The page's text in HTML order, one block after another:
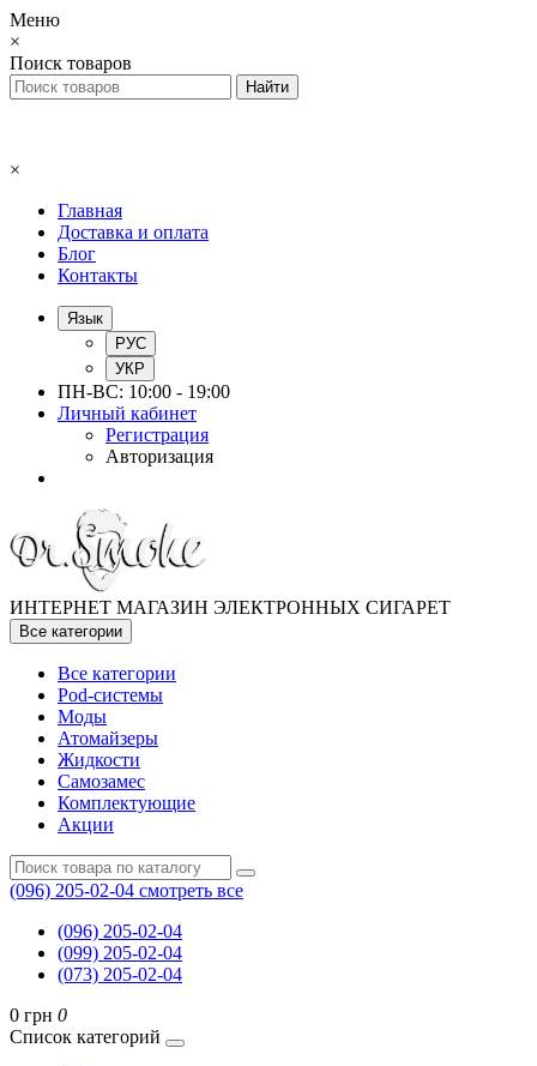
Меню
×
Поиск товаров
×
Главная
Доставка и оплата
Блог
Контакты
Язык
РУС
УКР
ПН-ВС: 10:00 - 19:00
Личный кабинет
Регистрация
Авторизация
ИНТЕРНЕТ МАГАЗИН ЭЛЕКТРОННЫХ СИГАРЕТ
Все категории
Все категории
Pod-системы
Моды
Атомайзеры
Жидкости
Самозамес
Комплектующие
Акции
(096) 205-02-04 смотреть все
(096) 205-02-04
(099) 205-02-04
(073) 205-02-04
0 грн 0
Список категорий